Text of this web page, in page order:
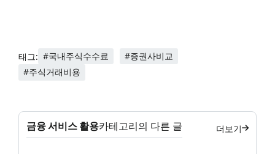
태그: #국내주식수수료
#증권사비교
#주식거래비용
금융 서비스 활용카테고리의 다른 글 더보기